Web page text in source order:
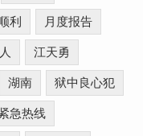
利 月度报告
江天勇
湖南 狱中良心犯
急热线